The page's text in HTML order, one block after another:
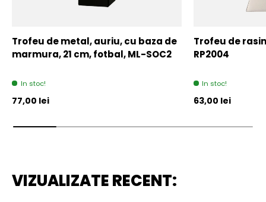
Trofeu de metal, auriu, cu baza de
marmura, 21 cm, fotbal, ML-SOC2
In stoc!
Pret initial
77,00 lei
Trofeu de
RP2004
In stoc!
Pret initial
63,00 lei
VIZUALIZATE RECENT: